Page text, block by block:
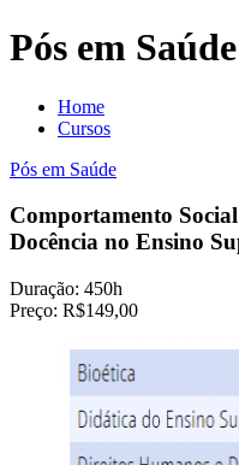
Pós em Saúde
Home
Cursos
Pós em Saúde
Comportamento
Docência no Ensino
Duração: 450h
Preço: R$149,00